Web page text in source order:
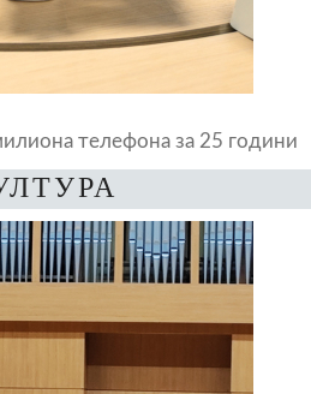
телефона за 25 години